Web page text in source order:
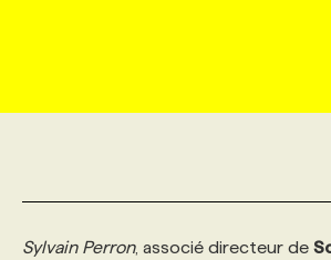
NOUVEAUX MANDATS
INITIATIVES NUMÉRIQUES
MARKETING ET
MARKETING DURABLE
BULLETIN RECRUTEMENT
ANNONCEZ AVEC NOUS
AFFICHEZ UN POSTE /
PROFIL ENTREPRISE
CANDIDAT
PROFIL CANDIDAT
NOS CONFÉRENCES
ANNONCEZ AVEC NOUS
FORMATIONS
NOS PARCOURS DE
SERVICE DE CHASSE DE TÊTE
Sylvain Perron, associé directeur de